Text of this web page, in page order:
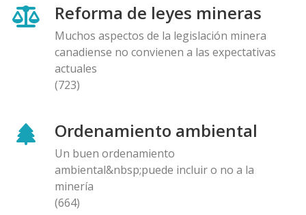
Reforma de leyes mineras
Muchos aspectos de la legislación minera
canadiense no convienen a las expectativas
actuales
(723)
Ordenamiento ambiental
Un buen ordenamiento
ambiental&nbsp;puede incluir o no a la
minería
(664)